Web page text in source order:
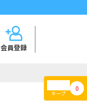
会員登録
キープ
0